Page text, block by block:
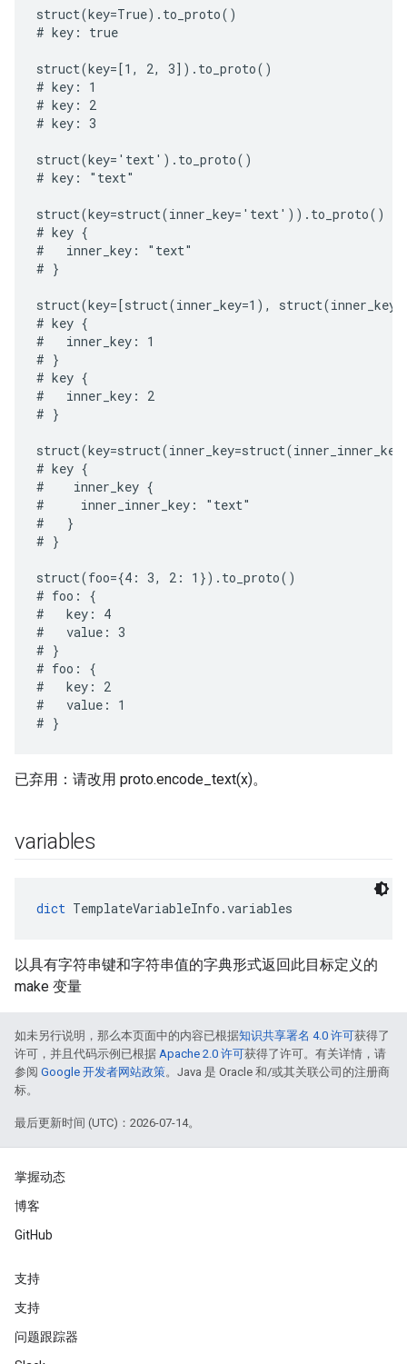
struct(key=True).to_proto()
# key: true
struct(key=[1, 2, 3]).to_proto()
# key: 1
# key: 2
# key: 3
struct(key='text').to_proto()
# key: "text"
struct(key=struct(inner_key='text')).to_proto()
# key {
#   inner_key: "text"
# }
struct(key=[struct(inner_key=1),
# key {
#   inner_key: 1
# }
# key {
#   inner_key: 2
# }
# key {
#    inner_key {
#     inner_inner_key: "text"
#   }
# }
struct(foo={4: 3, 2: 1}).to_proto()
# foo: {
#   key: 4
#   value: 3
# }
# foo: {
#   key: 2
#   value: 1
已弃用：请改用 proto.encode_text(x)。
variables
dict TemplateVariableInfo.variables
以具有字符串键和字符串值的字典形式返回此目标定义的
make 变量
如未另行说明，那么本页面中的内容已根据知识共享署名 4.0 许可获得了
许可，并且代码示例已根据 Apache 2.0 许可获得了许可。有关详情，请
参阅 Google 开发者网站政策。Java 是 Oracle 和/或其关联公司的注册商
标。
最后更新时间 (UTC)：2026-07-14。
掌握动态
博客
GitHub
支持
支持
问题跟踪器